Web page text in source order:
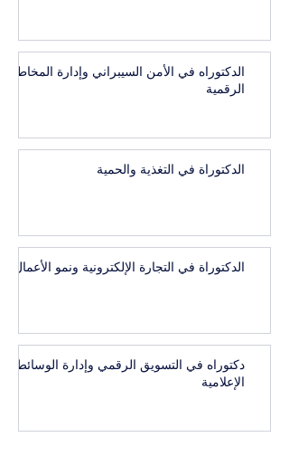
الدكتوراه في الأمن السيبراني وإدارة المخاطر
الرقمية
الدكتوراة في التغذية والحمية
الدكتوراة في التجارة الإلكترونية ونمو الأعمال
دكتوراه في التسويق الرقمي وإدارة الوسائط
الإعلامية